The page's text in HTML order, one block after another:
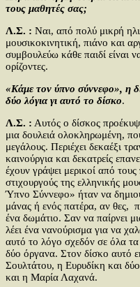
τους μαθητές σας;
Λ.Σ. : Ναι, από πολύ μικρή
μουσικοκινητική, πιάνο και
συμβουλεύω κάθε παιδί είναι
ορίζοντες.
«Κάμε τον ύπνο σύννεφο», η
δύο λόγια γι αυτό το δίσκο.
Λ.Σ. : Αυτός ο δίσκος
μια δουλειά ολοκληρωμένη,
μεγάλους. Περιέχει δεκαέξι
καινούργια και δεκατρείς
έχουν γράψει μερικοί από
στιχουργούς της ελληνικής
Ύπνο Σύννεφο» ήταν να
μάνας ή ενός πατέρα, αν θες,
ένα δωμάτιο. Σαν να παίρνει
λέει ένα νανούρισμα για να
αυτό το λόγο σχεδόν σε όλα
δύο όργανα. Στον δίσκο αυτό
Σουλτάτου, η Ευρυδίκη και
και η Μαρία Λαχανά.